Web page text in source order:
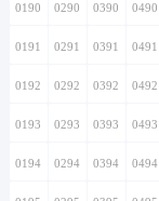
0190 0290 0390 0490
0191 0291 0391 0491
0192 0292 0392 0492
0193 0293 0393 0493
0194 0294 0394 0494